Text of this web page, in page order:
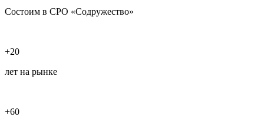
Состоим в СРО «Содружество»
+20
лет на рынке
+60